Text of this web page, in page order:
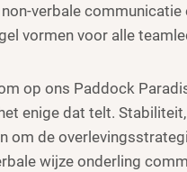
verbale communicatie
vormen voor alle
op ons Paddock
enige dat telt.
om de
wijze onderling